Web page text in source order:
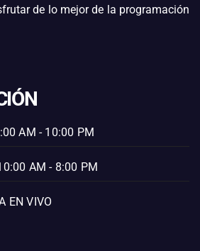
de lo mejor de la programación
AM - 10:00 PM
AM - 8:00 PM
EN VIVO